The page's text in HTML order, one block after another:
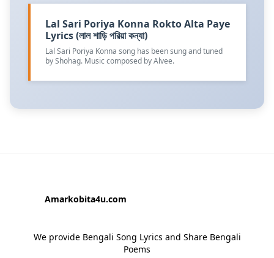
Lal Sari Poriya Konna Rokto Alta Paye
Lyrics (লাল শাড়ি পরিয়া কন্যা)
Lal Sari Poriya Konna song has been sung and tuned
by Shohag. Music composed by Alvee.
Amarkobita4u.com
We provide Bengali Song Lyrics and Share Bengali
Poems